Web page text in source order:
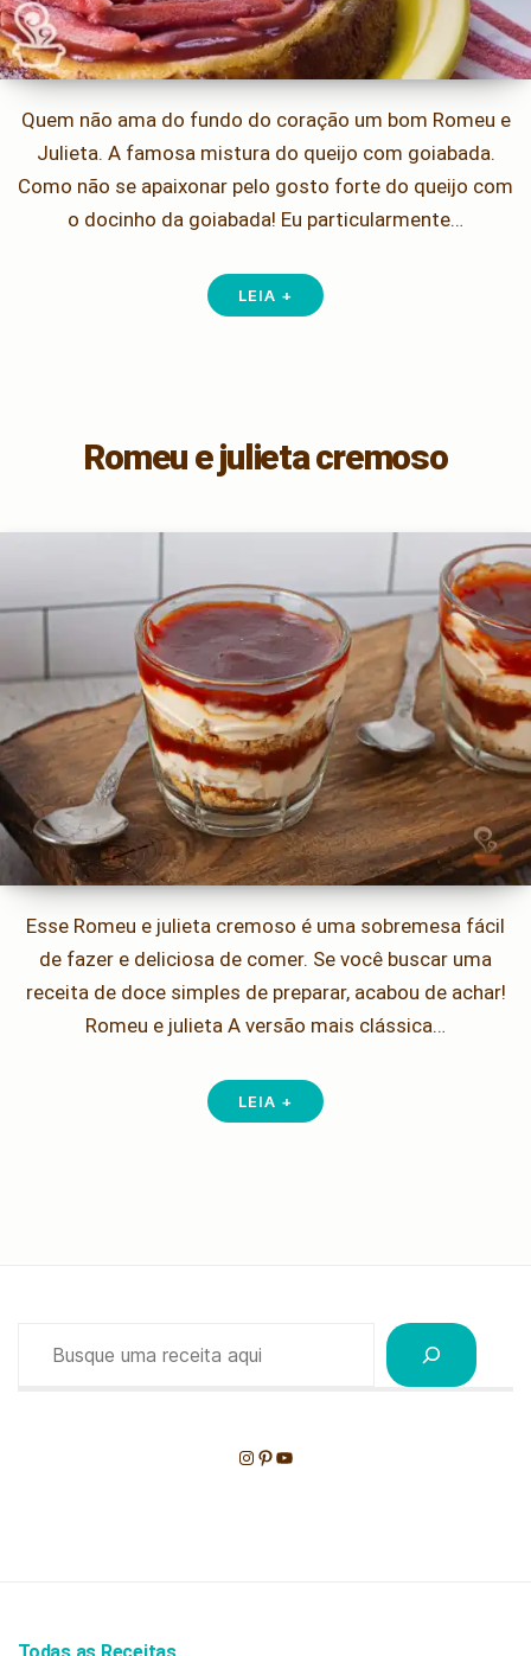
Quem não ama do fundo do coração um bom Romeu e
Julieta. A famosa mistura do queijo com goiabada.
Como não se apaixonar pelo gosto forte do queijo com
o docinho da goiabada! Eu particularmente…
LEIA +
Romeu e julieta cremoso
Esse Romeu e julieta cremoso é uma sobremesa fácil
de fazer e deliciosa de comer. Se você buscar uma
receita de doce simples de preparar, acabou de achar!
Romeu e julieta A versão mais clássica…
LEIA +
Instagram
Pinterest
Youtube